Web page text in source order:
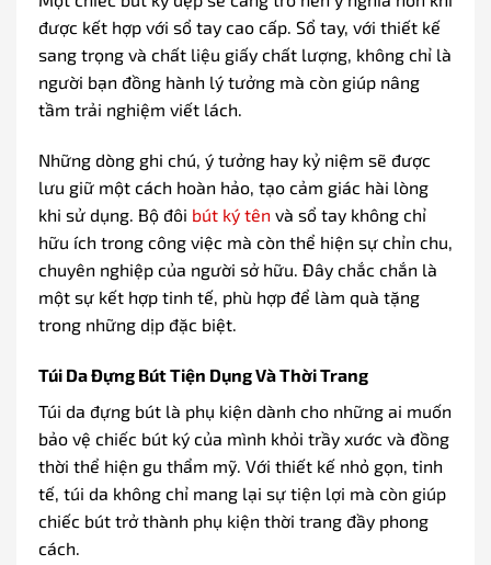
được kết hợp với sổ tay cao cấp. Sổ tay, với thiết kế
sang trọng và chất liệu giấy chất lượng, không chỉ là
người bạn đồng hành lý tưởng mà còn giúp nâng
tầm trải nghiệm viết lách.
Những dòng ghi chú, ý tưởng hay kỷ niệm sẽ được
lưu giữ một cách hoàn hảo, tạo cảm giác hài lòng
khi sử dụng. Bộ đôi bút ký tên và sổ tay không chỉ
hữu ích trong công việc mà còn thể hiện sự chỉn chu,
chuyên nghiệp của người sở hữu. Đây chắc chắn là
một sự kết hợp tinh tế, phù hợp để làm quà tặng
trong những dịp đặc biệt.
Túi Da Đựng Bút Tiện Dụng Và Thời Trang
Túi da đựng bút là phụ kiện dành cho những ai muốn
bảo vệ chiếc bút ký của mình khỏi trầy xước và đồng
thời thể hiện gu thẩm mỹ. Với thiết kế nhỏ gọn, tinh
tế, túi da không chỉ mang lại sự tiện lợi mà còn giúp
chiếc bút trở thành phụ kiện thời trang đầy phong
cách.